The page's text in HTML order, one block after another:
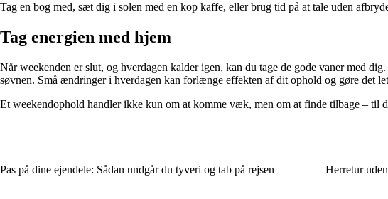
Tag en bog med, sæt dig i solen med en kop kaffe, eller brug tid på at tale uden
Tag energien med hjem
Når weekenden er slut, og hverdagen kalder igen, kan du tage de gode vaner med
søvnen. Små ændringer i hverdagen kan forlænge effekten af dit ophold og gøre det
Et weekendophold handler ikke kun om at komme væk, men om at finde tilbage – til
Pas på dine ejendele: Sådan undgår du tyveri og tab på rejsen Herretur